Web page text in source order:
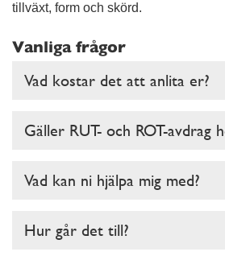
tillväxt, form och skörd.
Vanliga frågor
Vad kostar det att anlita er?
Gäller RUT- och ROT-avdrag
Vad kan ni hjälpa mig med?
Hur går det till?